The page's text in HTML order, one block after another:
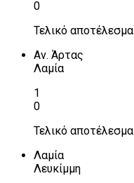
0
Τελικό αποτέλεσμα
Αν. Άρτας
Λαμία
1
0
Τελικό αποτέλεσμα
Λαμία
Λευκίμμη